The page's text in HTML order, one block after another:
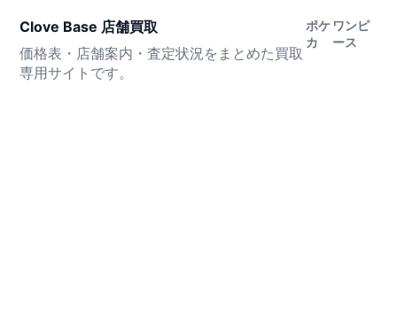
Clove Base 店舗買取
価格表・店舗案内・査定状況をまとめた買取
専用サイトです。
ポケ
カ
ワンピ
ース